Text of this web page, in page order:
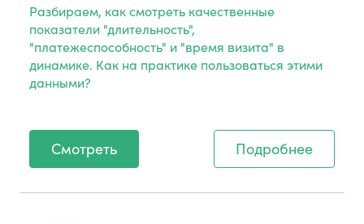
Разбираем, как смотреть качественные
показатели "длительность",
"платежеспособность" и "время визита" в
динамике. Как на практике пользоваться этими
данными?
Смотреть Подробнее